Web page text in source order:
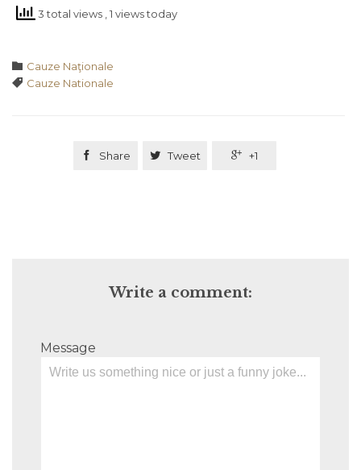
3 total views , 1 views today
 Category
Cauze Naţionale
 Tags
Cauze Nationale
 Share  Tweet  +1
Write a comment:
Message